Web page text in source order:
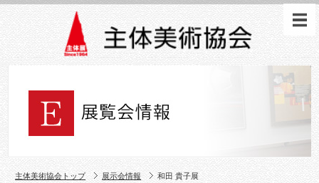
主体美術協会トップ 展示会情報 和田 貴子展